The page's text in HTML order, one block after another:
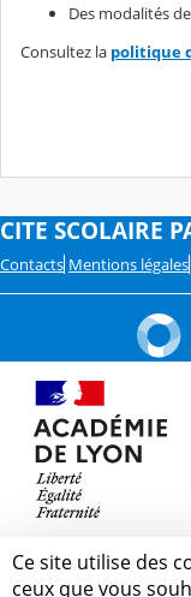
Des modalités
Consultez la politique
CITE SCOLAIRE
Contacts Mentions légales
Ce site utilise des
ceux que vous